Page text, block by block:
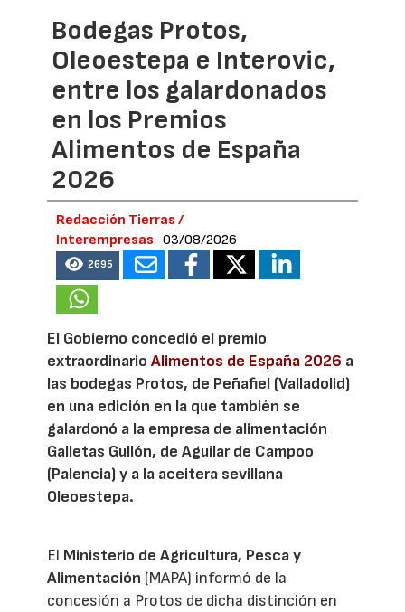
Bodegas Protos,
Oleoestepa e Interovic,
entre los galardonados
en los Premios
Alimentos de España
2026
Redacción Tierras /
Interempresas
03/08/2026
2695
El Gobierno concedió el premio
extraordinarioAlimentos de España 2026 a
las bodegas Protos, de Peñafiel (Valladolid)
en una edición en la que también se
galardonó a la empresa de alimentación
Galletas Gullón, de Aguilar de Campoo
(Palencia) y a la aceitera sevillana
Oleoestepa.
El Ministerio de Agricultura, Pesca y
Alimentación (MAPA) informó de la
concesión a Protos de dicha distinción en